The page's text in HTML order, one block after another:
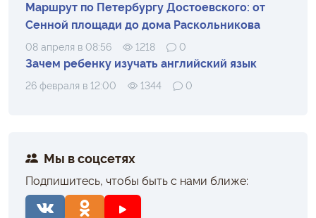
Маршрут по Петербургу Достоевского: от
Сенной площади до дома Раскольникова
08 апреля в 08:56 1218 0
Зачем ребенку изучать английский язык
26 февраля в 12:00 1344 0
Мы в соцсетях
Подпишитесь, чтобы быть с нами ближе: